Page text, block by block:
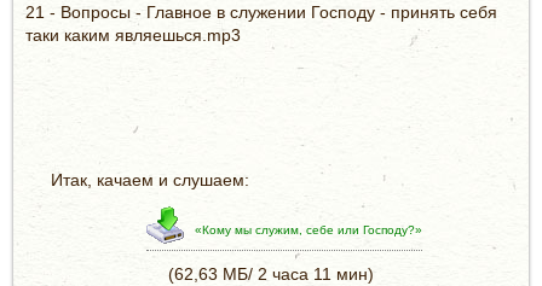
21 - Вопросы - Главное в служении Господу - принять себя
таки каким являешься.mp3
Итак, качаем и слушаем:
«Кому мы служим, себе или Господу?»
(62,63 МБ/ 2 часа 11 мин)